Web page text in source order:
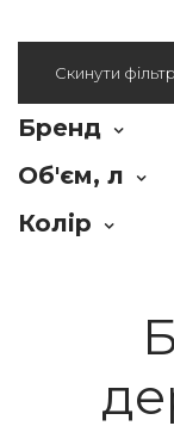
Скинути
Бренд
Об'єм, л
Колір